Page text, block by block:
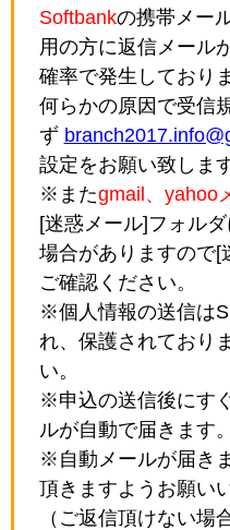
Softbankの携帯メール
用の方に返信メール
確率で発生しており
何らかの原因で受信
ず
設定をお願い致します
※またgmail、yahoo
[迷惑メール]フォル
場合がありますので[
ご確認ください。
※個人情報の送信は
れ、保護されており
い。
※申込の送信後にす
ルが自動で届きます。
※自動メールが届き
頂きますようお願い
（ご返信頂けない場